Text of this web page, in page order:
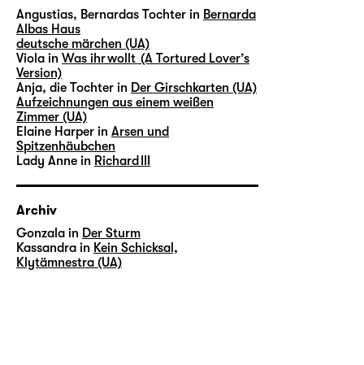
Angustias, Bernardas Tochter in Bernarda
Albas Haus
deutsche märchen (UA)
Viola in Was ihr wollt (A Tortured Lover’s
Version)
Anja, die Tochter in Der Girschkarten (UA)
Aufzeichnungen aus einem weißen
Zimmer (UA)
Elaine Harper in Arsen und
Spitzenhäubchen
Lady Anne in Richard III
Archiv
Gonzala in Der Sturm
Kassandra in Kein Schicksal,
Klytämnestra (UA)